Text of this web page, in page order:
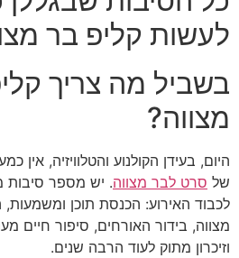
לעשות קליפ בר
בשביל מה צריך
מצווה?
היום, בעידן הקולנוע והטלוויזיה, אין
של סרט לבר מצווה. יש מספר סיבות
לכבוד האירוע: הכנסת תוכן
מצווה, בידור האורחים, סיפור חיים
וזיכרון מתוק לעוד הרבה שנים.